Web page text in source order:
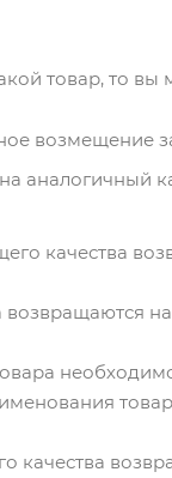
товар, то вы
возмещение
аналогичный
качества
качества